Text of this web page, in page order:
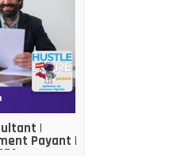
|
Payant |